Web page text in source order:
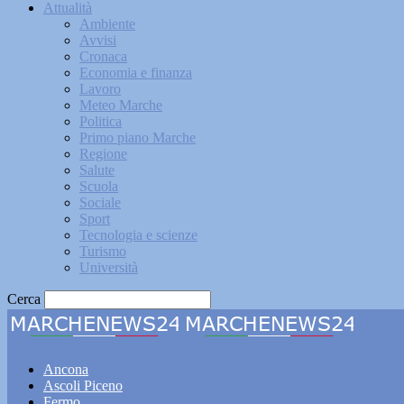
Attualità
Ambiente
Avvisi
Cronaca
Economia e finanza
Lavoro
Meteo Marche
Politica
Primo piano Marche
Regione
Salute
Scuola
Sociale
Sport
Tecnologia e scienze
Turismo
Università
Cerca
Ancona
Ascoli Piceno